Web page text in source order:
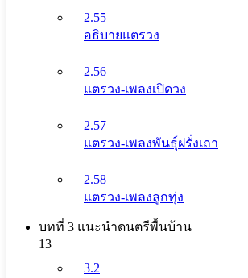
2.55
อธิบายแตรวง
2.56
แตรวง-เพลงเปิดวง
2.57
แตรวง-เพลงพันธุ์ฝรั่งเถา
2.58
แตรวง-เพลงลูกทุ่ง
บทที่ 3 แนะนําดนตรีพื้นบ้าน
13
3.2